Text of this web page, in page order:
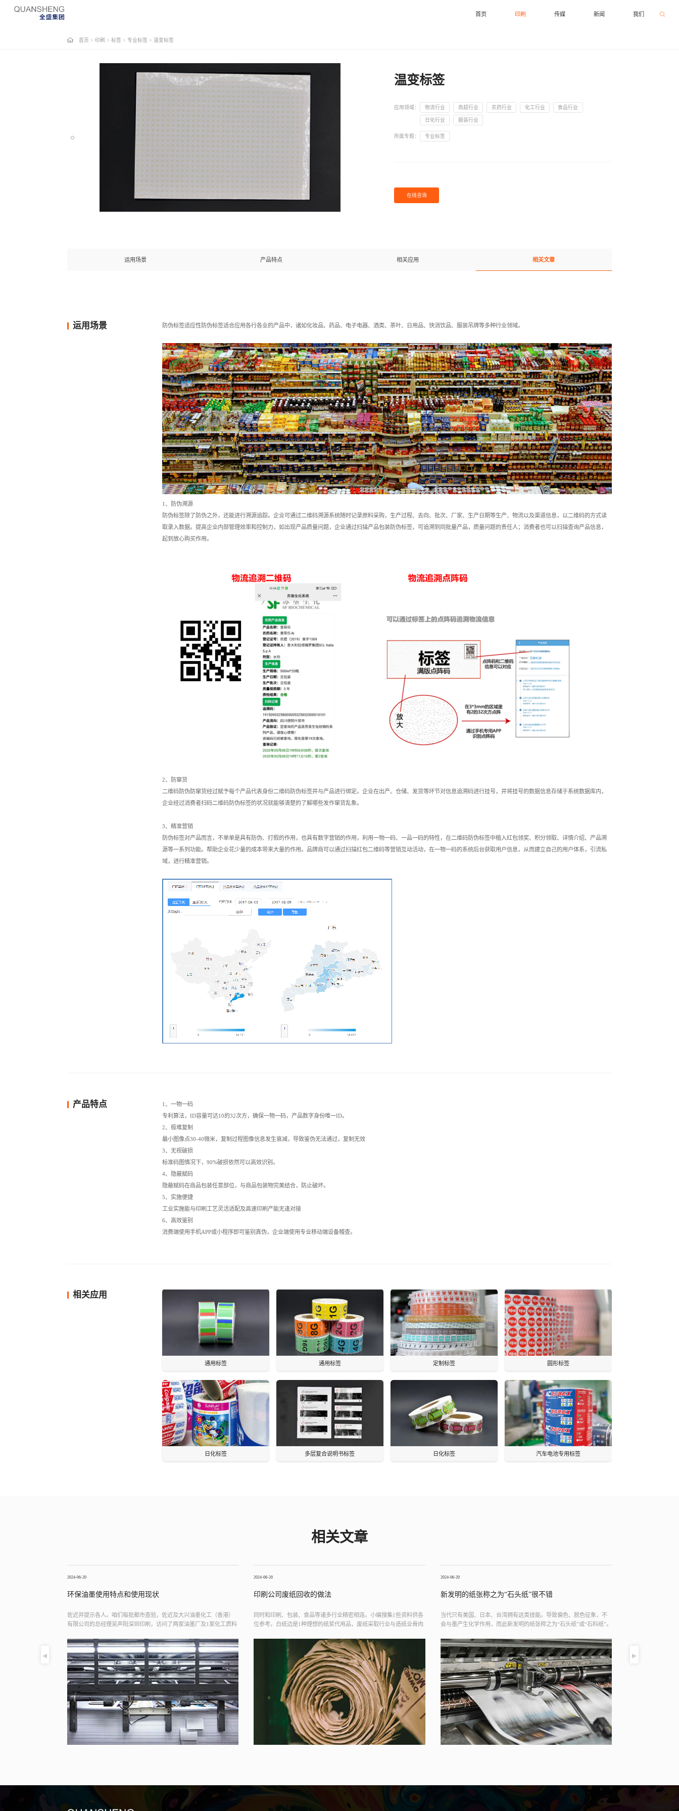
首页 印刷 传媒 新闻 我们
首页 >印刷 >标签 >专业标签 > 温变标签
温变标签
应用领域： 物流行业 商超行业 农药行业 化工行业 食品行业
日化行业 服装行业
所属专题： 专业标签
在线咨询
运用场景 产品特点 相关应用 相关文章
运用场景 防伪标签适应性防伪标签适合应用各行各业的产品中，诸如化妆品、药品、电子电器、酒类、茶叶、日用品、快消饮品、服装吊牌等多种行业领域。
1、防伪溯源
防伪标签除了防伪之外，还能进行溯源追踪。企业可通过二维码溯源系统随时记录原料采购，生产过程、去向、批次、厂家、生产日期等生产、物流以及渠道信息，以二维码的方式读
取录入数据。提高企业内部管理效率和控制力，如出现产品质量问题，企业通过扫描产品包装防伪标签，可追溯到同批量产品，质量问题的责任人；消费者也可以扫描查询产品信息，
起到放心购买作用。
2、防窜货
二维码防伪防窜货经过赋予每个产品代表身份二维码防伪标签并与产品进行绑定。企业在出产、仓储、发货等环节对信息追溯码进行挂号，并将挂号的数据信息存储于系统数据库内，
企业经过消费者扫码二维码防伪标签的状况就能够清楚的了解哪些发作窜货乱象。
3、精准营销
防伪标签对产品而言，不单单是具有防伪、打假的作用，也具有数字营销的作用，利用一物一码、一品一码的特性，在二维码防伪标签中植入红包领奖、积分领取、详情介绍、产品溯
源等一系列功能。帮助企业花少量的成本带来大量的作用。品牌商可以通过扫描红包二维码等营销互动活动，在一物一码的系统后台获取用户信息，从而建立自己的用户体系，引流私
域，进行精准营销。
产品特点
1、一物一码
专利算法，ID容量可达10的32次方，确保一物一码，产品数字身份唯一ID。
2、极难复制
最小图像点30-40微米，复制过程图像信息发生衰减，导致鉴伪无法通过，复制无效
3、无视破损
标准码图情况下，90%破损依然可以高效识别。
4、隐蔽赋码
隐蔽赋码在商品包装任意部位，与商品包装物完美结合，防止破坏。
5、实施便捷
工业实施能与印刷工艺灵活适配及高速印刷产能无逢对接
6、高效鉴别
消费端使用手机APP或小程序即可鉴别真伪，企业端使用专业移动端设备稽查。
相关应用
通用标签 通用标签 定制标签 圆形标签
日化标签 多层复合说明书标签 日化标签 汽车电池专用标签
相关文章
2024-06-20
印刷公司废纸回收的做法
同时和印刷、包装、食品等诸多行业精密相连。小编搜集1些资料供各
位参考。白纸边是1种理想的纸浆代用品，废纸采取行业与造纸业骨肉
或高级印刷用纸，当代每吨已经能卖到1200元左右。
2024-06-20
新发明的纸张称之为“石头纸”很不错
当代只有美国、日本、台湾拥有这类技能。导致偏色、脱色征象，不
会与墨产生化学作用，而此新发明的纸张称之为“石头纸”或“石科纸”。
30%还是40%，不会造成环境污染。
2024-06-20
2018年11月12日，上海市嘉定区社会福利企业协会第五届会员大会在
嘉定区汽车活动中心顺利举行。经选举投票，上海全盛印刷有限公司